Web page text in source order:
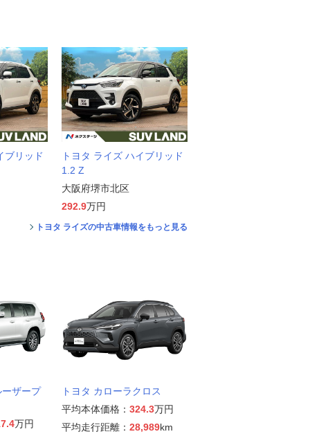
ブリッド
トヨタ ライズ ハイブリッド
1.2 Z
大阪府堺市北区
292.9万円
トヨタ ライズの中古車情報をもっと見る
ーザープ
万円
トヨタ カローラクロス
平均本体価格： 324.3万円
平均走行距離： 28,989km